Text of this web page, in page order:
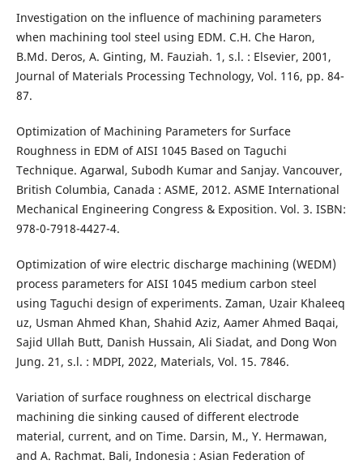
Investigation on the influence of machining parameters
when machining tool steel using EDM. C.H. Che Haron,
B.Md. Deros, A. Ginting, M. Fauziah. 1, s.l. : Elsevier, 2001,
Journal of Materials Processing Technology, Vol. 116, pp. 84-
87.
Optimization of Machining Parameters for Surface
Roughness in EDM of AISI 1045 Based on Taguchi
Technique. Agarwal, Subodh Kumar and Sanjay. Vancouver,
British Columbia, Canada : ASME, 2012. ASME International
Mechanical Engineering Congress & Exposition. Vol. 3. ISBN:
978-0-7918-4427-4.
Optimization of wire electric discharge machining (WEDM)
process parameters for AISI 1045 medium carbon steel
using Taguchi design of experiments. Zaman, Uzair Khaleeq
uz, Usman Ahmed Khan, Shahid Aziz, Aamer Ahmed Baqai,
Sajid Ullah Butt, Danish Hussain, Ali Siadat, and Dong Won
Jung. 21, s.l. : MDPI, 2022, Materials, Vol. 15. 7846.
Variation of surface roughness on electrical discharge
machining die sinking caused of different electrode
material, current, and on Time. Darsin, M., Y. Hermawan,
and A. Rachmat. Bali, Indonesia : Asian Federation of